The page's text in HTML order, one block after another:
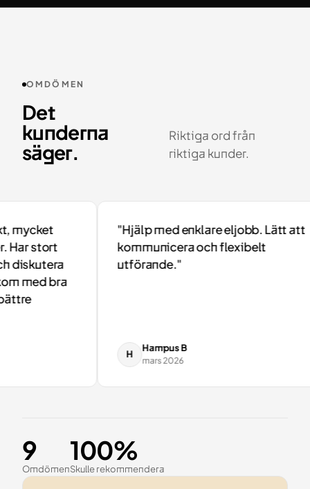
OMDÖMEN
Det
kunderna
säger.
Riktiga ord från
riktiga kunder.
stort
med bra
"Hjälp med enklare eljobb. Lätt att
kommunicera och flexibelt
utförande."
Hampus B
mars 2026
9
Omdömen
100%
Skulle rekommendera